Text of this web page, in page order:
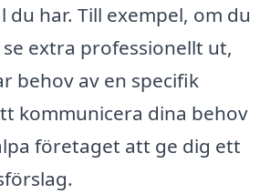
du har. Till exempel, om du
extra professionellt ut,
behov av en specifik
kommunicera dina behov
företaget att ge dig ett